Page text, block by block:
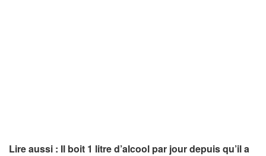
Lire aussi : Il boit 1 litre d’alcool par jour depuis qu’il a